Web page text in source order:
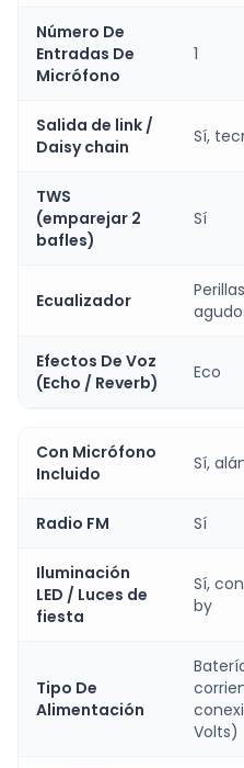
Número De
Entradas De
Micrófono
1
Salida de link /
Daisy chain
Sí,
TWS
(emparejar 2
bafles)
Sí
Ecualizador
Efectos De Voz
(Echo / Reverb)
Eco
Con Micrófono
Incluido
Sí,
Radio FM Sí
Iluminación
LED / Luces de
fiesta
Sí,
by
Tipo De
Alimentación
Volts)